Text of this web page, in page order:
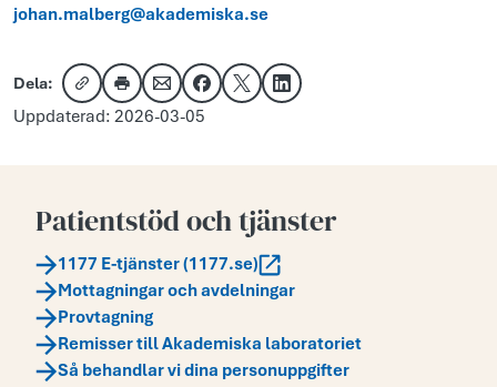
johan.malberg@akademiska.se
Dela:
Kopiera länk
Skriv utDela via e-post
Dela på Facebook
Dela på XDela på LinkedIn
Uppdaterad: 2026-03-05
Patientstöd och tjänster
1177 E-tjänster (1177.se)
Mottagningar och avdelningar
Provtagning
Remisser till Akademiska laboratoriet
Så behandlar vi dina personuppgifter